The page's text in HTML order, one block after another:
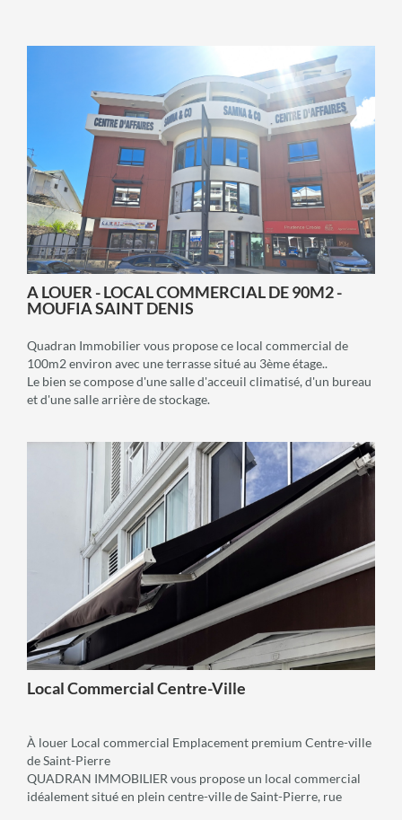
voir +
A LOUER - LOCAL COMMERCIAL DE 90M2 -
MOUFIA SAINT DENIS
Quadran Immobilier vous propose ce local commercial de
100m2 environ avec une terrasse situé au 3ème étage..
Le bien se compose d'une salle d'acceuil climatisé, d'un bureau
et d'une salle arrière de stockage.
voir +
Local Commercial Centre-Ville
À louer Local commercial Emplacement premium Centre-ville
de Saint-Pierre
QUADRAN IMMOBILIER vous propose un local commercial
idéalement situé en plein centre-ville de Saint-Pierre, rue